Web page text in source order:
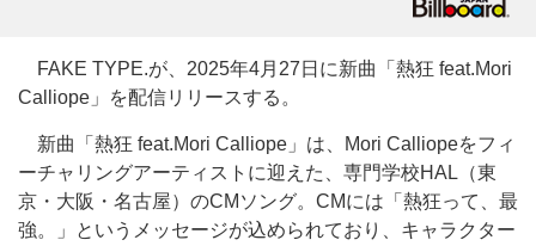
FAKE TYPE.が、2025年4月27日に新曲「熱狂 feat.Mori
Calliope」を配信リリースする。
新曲「熱狂 feat.Mori Calliope」は、Mori Calliopeをフィ
ーチャリングアーティストに迎えた、専門学校HAL（東
京・大阪・名古屋）のCMソング。CMには「熱狂って、最
強。」というメッセージが込められており、キャラクター